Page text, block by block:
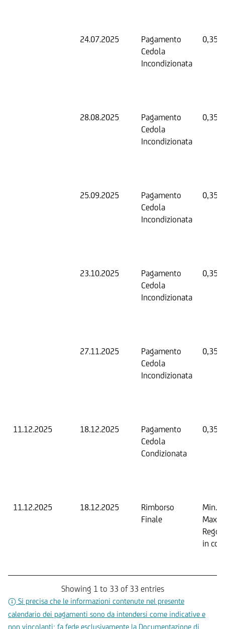
24.07.2025
Pagamento
Cedola
Incondizionata
0,35
28.08.2025
Pagamento
Cedola
Incondizionata
0,35
25.09.2025
Pagamento
Cedola
Incondizionata
0,35
23.10.2025
Pagamento
Cedola
Incondizionata
0,35
27.11.2025
Pagamento
Cedola
Incondizionata
0,35
11.12.2025 18.12.2025
Pagamento
Cedola
Condizionata
0,35
11.12.2025 18.12.2025
Rimborso
Finale
Min.
Max.
in
Showing 1 to 33 of 33 entries
Si precisa che le informazioni contenute nel presente
calendario dei pagamenti sono da intendersi come indicative e
non vincolanti; fa fede esclusivamente la Documentazione di